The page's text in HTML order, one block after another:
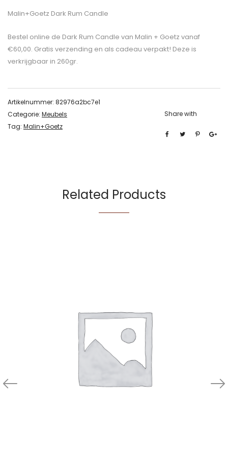
Malin+Goetz Dark Rum Candle
Bestel online de Dark Rum Candle van Malin + Goetz vanaf
€60,00. Gratis verzending en als cadeau verpakt! Deze is
verkrijgbaar in 260gr.
Artikelnummer: 82976a2bc7e1
Categorie: Meubels
Tag: Malin+Goetz
Share with
Related Products